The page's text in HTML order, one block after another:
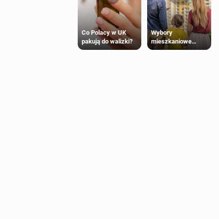
Co Polacy w UK
pakują do walizki?
Wybory
mieszkaniowe
Polaków 2025